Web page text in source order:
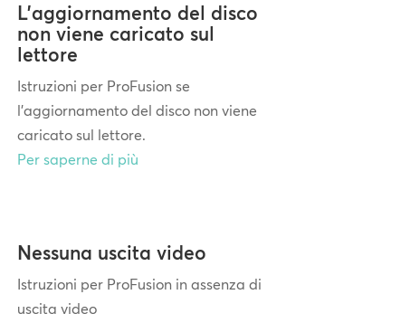
L'aggiornamento del disco
non viene caricato sul
lettore
Istruzioni per ProFusion se
l'aggiornamento del disco non viene
caricato sul lettore.
Per saperne di più
Nessuna uscita video
Istruzioni per ProFusion in assenza di
uscita video